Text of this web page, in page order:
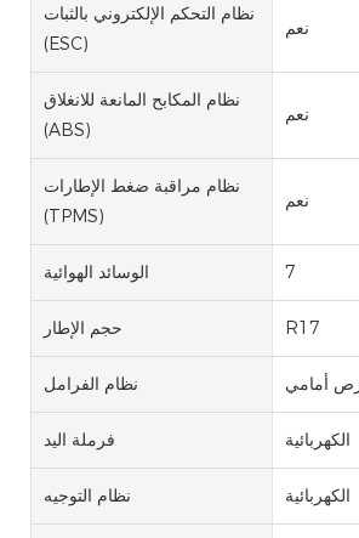
نظام التحكم الإلكتروني بالثبات
(ESC)
نعم
نظام المكابح المانعة للانغلاق
(ABS)
نعم
نظام مراقبة ضغط الإطارات
(TPMS)
نعم
الوسائد الهوائية 7
حجم الإطار R17
نظام الفرامل
فرملة اليد الكهربائية
نظام التوجيه الكهربائية